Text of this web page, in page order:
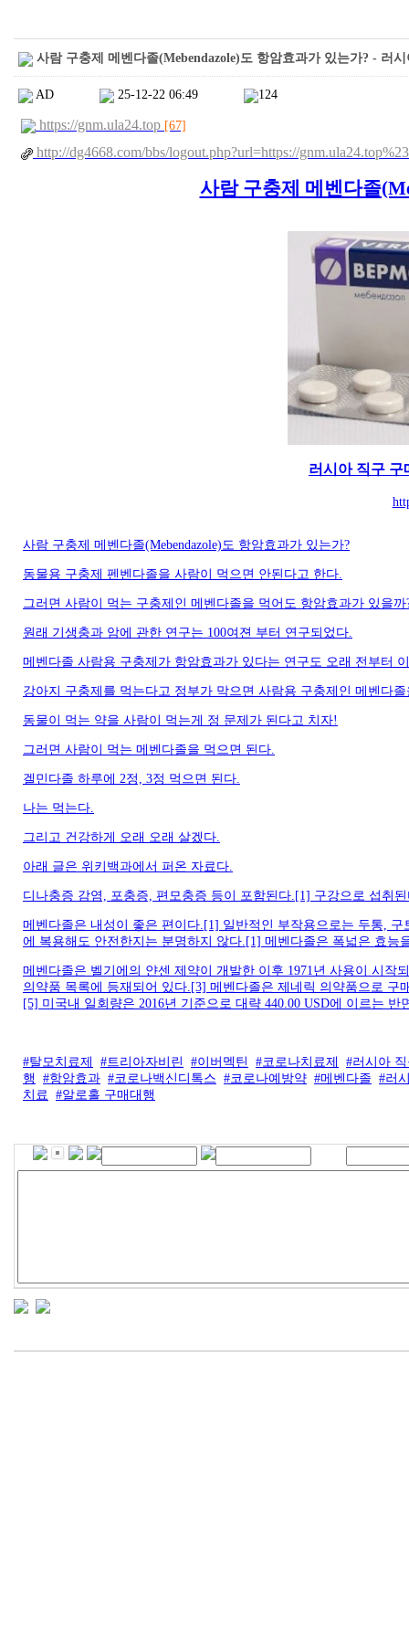
사람 구충제 메벤다졸(Mebendazole)도 항암효과가 있는가? - 러
AD 25-12-22 06:49 124
https://gnm.ula24.top [67]
http://dg4668.com/bbs/logout.php?url=https://
사람 구충제 메벤다졸
러시아 직구
사람 구충제 메벤다졸(Mebendazole)도 항암효과가 있는가?
동물용 구충제 펜벤다졸을 사람이 먹으면 안된다고 한다.
그러면 사람이 먹는 구충제인 메벤다졸을 먹어도 항암효과가 있을까
원래 기생충과 암에 관한 연구는 100여젼 부터 연구되었다.
메벤다졸 사람용 구충제가 항암효과가 있다는 연구도 오래 전부터
강아지 구충제를 먹는다고 정부가 막으면 사람용 구충제인 메벤다
동물이 먹는 약을 사람이 먹는게 정 문제가 된다고 치자!
그러면 사람이 먹는 메벤다졸을 먹으면 된다.
겔민다졸 하루에 2정, 3정 먹으면 된다.
나는 먹는다.
그리고 건강하게 오래 오래 살겠다.
아래 글은 위키백과에서 퍼온 자료다.
디나충증 감염, 포충증, 편모충증 등이 포함된다.[1] 구강으로 섭취
메벤다졸은 내성이 좋은 편이다.[1] 일반적인 부작용으로는 두통,
에 복용해도 안전한지는 분명하지 않다.[1] 메벤다졸은 폭넓은 효능
메벤다졸은 벨기에의 얀센 제약이 개발한 이후 1971년 사용이 시
의약품 목록에 등재되어 있다.[3] 메벤다졸은 제네릭 의약품으로 구
[5] 미국내 일회량은 2016년 기준으로 대략 440.00 USD에 이르는
#탈모치료제 #트리아자비린 #이버멕틴 #코로나치료제
#러시아
행
#항암효과 #코로나백신디톡스 #코로나예방약 #메벤다졸 #러
치료
#알로홀 구매대행